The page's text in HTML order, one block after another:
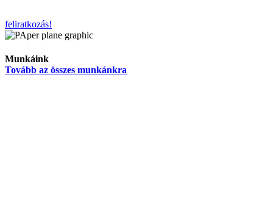
feliratkozás!
Munkáink
Tovább az összes munkánkra